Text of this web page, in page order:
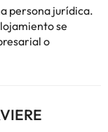
de guardaesquíes.
aeropuerto
km.
de tu hora prevista
de peticiones
respuesta al
medidas sanitarias
persona jurídica.
se
o